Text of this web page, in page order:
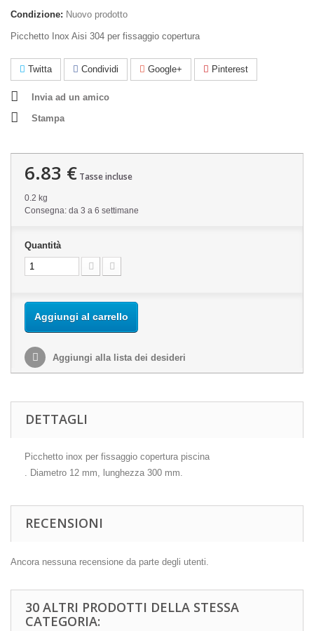
Condizione: Nuovo prodotto
Picchetto Inox Aisi 304 per fissaggio copertura
Twitta Condividi Google+ Pinterest
Invia ad un amico
Stampa
6.83 € Tasse incluse
0.2 kg
Consegna: da 3 a 6 settimane
Quantità
Aggiungi al carrello
Aggiungi alla lista dei desideri
DETTAGLI
Picchetto inox per fissaggio copertura piscina
. Diametro 12 mm, lunghezza 300 mm.
RECENSIONI
Ancora nessuna recensione da parte degli utenti.
30 ALTRI PRODOTTI DELLA STESSA
CATEGORIA: